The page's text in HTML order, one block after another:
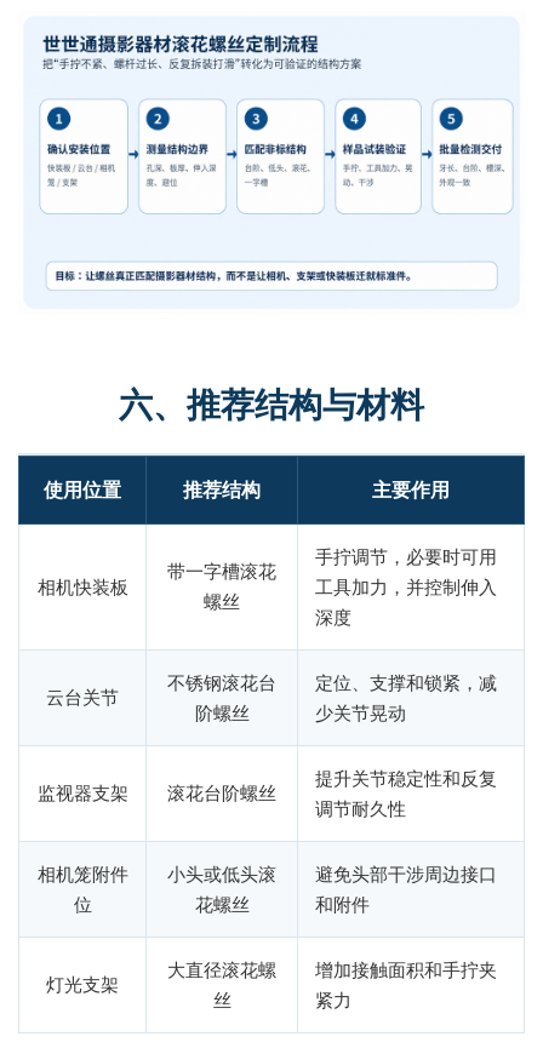
六、推荐结构与材料
使用位置 推荐结构 主要作用
相机快装板
带一字槽滚花
螺丝
手拧调节，必要时可用
工具加力，并控制伸入
深度
云台关节
不锈钢滚花台
阶螺丝
定位、支撑和锁紧，减
少关节晃动
监视器支架 滚花台阶螺丝
提升关节稳定性和反复
调节耐久性
相机笼附件
位
小头或低头滚
花螺丝
避免头部干涉周边接口
和附件
灯光支架
大直径滚花螺
丝
增加接触面积和手拧夹
紧力